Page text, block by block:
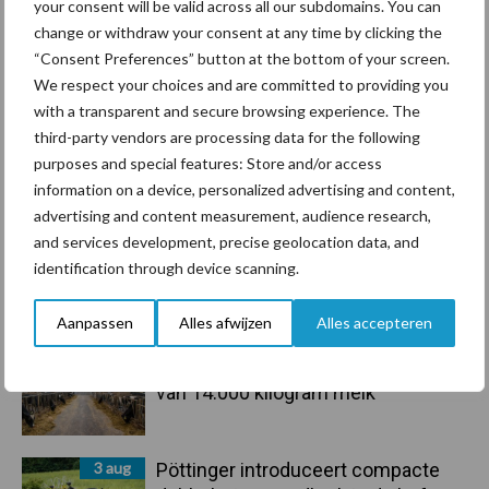
your consent will be valid across all our subdomains. You can
change or withdraw your consent at any time by clicking the
“Consent Preferences” button at the bottom of your screen.
We respect your choices and are committed to providing you
with a transparent and secure browsing experience. The
third-party vendors are processing data for the following
purposes and special features: Store and/or access
information on a device, personalized advertising and content,
advertising and content measurement, audience research,
and services development, precise geolocation data, and
identification through device scanning.
Aanpassen Alles afwijzen Alles accepteren
Sidebar
6 aug
ForFarmers ziet volume en
marktaandeel groeien in krimpende
Nederlandse markt
6 aug
Tien praktische tips voor een
langere levensduur
5 aug
“Vraag naar praktische
hygieneoplossingen is in Polen
groter dan ooit”
van 14.000 kilogram melk
3 aug
Pöttinger introduceert compacte